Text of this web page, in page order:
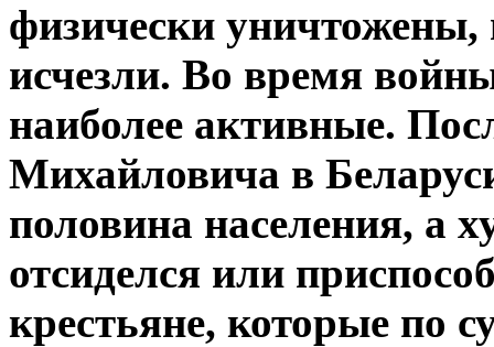
физически уничтожены,
исчезли. Во время
наиболее активные.
Михайловича в
половина населения, а
отсиделся или
крестьяне, которые по